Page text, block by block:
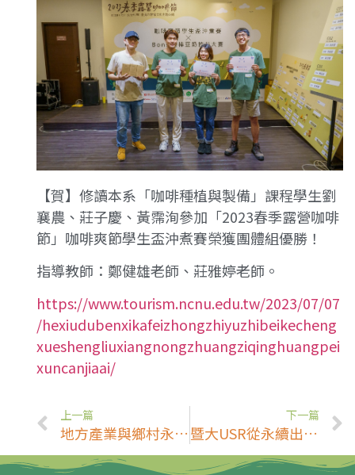
【賀】修讀本系「咖啡種植與製備」課程學生劉
襄農、莊子慶、黃霈洵參加「2023春季露營咖啡
節」咖啡爽節學生盃沖煮賽榮獲團體組優勝！
指導教師：鄭健雄老師、莊雅婷老師。
https://www.tourism.ncnu.edu.tw/2023/07/07
/hexiudubenxikafeizhongzhiyuzhibeikecheng
xueshengliuxiangnongzhuangziqinghuangpei
xuncanjiaai/
上一篇
地方產業與鄉村永續發展教師社群：美國烘豆比賽參賽心路歷程分享會
下一篇
暨大USR從永續出發走向國際 咖啡搭橋台泰跨國產學交流 (中國時報)